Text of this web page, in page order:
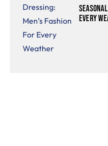
Every